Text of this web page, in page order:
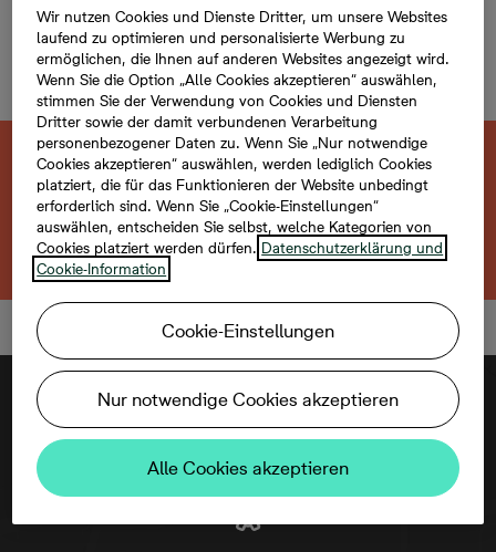
Verkauft
Eigentumswohnung, 3
Zimmer
Diese neu gebaute Immobilie ist bereits
verkauft.
Zurück zum Projekt
Wir nutzen Cookies und Dienste Dritter, um unsere Websites
laufend zu optimieren und personalisierte Werbung zu
ermöglichen, die Ihnen auf anderen Websites angezeigt wird.
Wenn Sie die Option „Alle Cookies akzeptieren“ auswählen,
stimmen Sie der Verwendung von Cookies und Diensten
Dritter sowie der damit verbundenen Verarbeitung
personenbezogener Daten zu. Wenn Sie „Nur notwendige
Cookies akzeptieren“ auswählen, werden lediglich Cookies
platziert, die für das Funktionieren der Website unbedingt
erforderlich sind. Wenn Sie „Cookie-Einstellungen“
auswählen, entscheiden Sie selbst, welche Kategorien von
Cookies platziert werden dürfen. Datenschutzerklärung und
Cookie-Information
Cookie-Einstellungen
Nur notwendige Cookies akzeptieren
Alle Cookies akzeptieren